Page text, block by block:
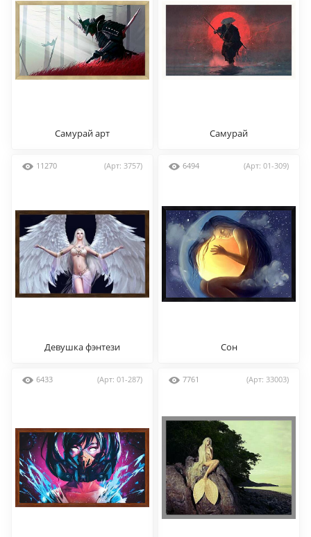
Самурай арт Самурай
11270 (Арт: 3757)
Девушка фэнтези
6494 (Арт: 01-309)
Сон
6433 (Арт: 01-287) 7761 (Арт: 33003)